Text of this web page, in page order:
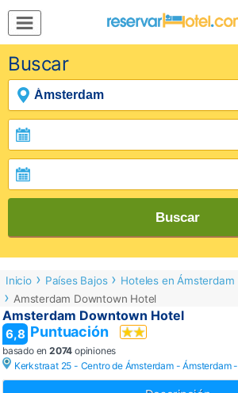
MENÚ
Inicio
Mi
Reserva
Grupos
Inspírate
Buscar
Buscar
Inicio Países Bajos
Hoteles en Ámsterdam
Amsterdam Downtown Hotel
Amsterdam Downtown Hotel
6,8 Puntuación
basado en 2074 opiniones
Kerkstraat 25 - Centro de Ámsterdam -Ámsterdam-